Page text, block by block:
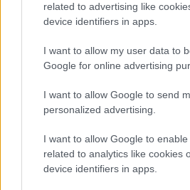
related to advertising like
device identifiers in apps.
I want to allow my user data to
Google for online advertising
I want to allow Google to send
personalized advertising.
I want to allow Google to
related to analytics like cookies
device identifiers in apps.
Descubre los refranes
conectar con locales
Diego Morales · 8 Ago 2026